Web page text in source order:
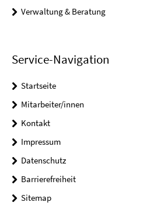
Verwaltung & Beratung
Service-Navigation
Startseite
Mitarbeiter/innen
Kontakt
Impressum
Datenschutz
Barrierefreiheit
Sitemap